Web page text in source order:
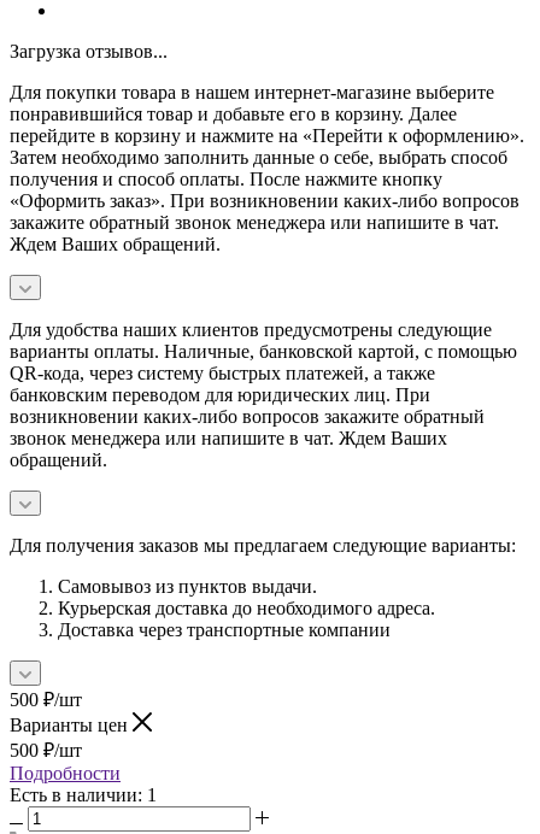
Загрузка отзывов...
Для покупки товара в нашем интернет-магазине выберите
понравившийся товар и добавьте его в корзину. Далее
перейдите в корзину и нажмите на «Перейти к оформлению».
Затем необходимо заполнить данные о себе, выбрать способ
получения и способ оплаты. После нажмите кнопку
«Оформить заказ». При возникновении каких-либо вопросов
закажите обратный звонок менеджера или напишите в чат.
Ждем Ваших обращений.
Для удобства наших клиентов предусмотрены следующие
варианты оплаты. Наличные, банковской картой, с помощью
QR-кода, через систему быстрых платежей, а также
банковским переводом для юридических лиц. При
возникновении каких-либо вопросов закажите обратный
звонок менеджера или напишите в чат. Ждем Ваших
обращений.
Для получения заказов мы предлагаем следующие варианты:
Самовывоз из пунктов выдачи.
Курьерская доставка до необходимого адреса.
Доставка через транспортные компании
500 ₽/шт
Варианты цен
500 ₽/шт
Подробности
Есть в наличии: 1